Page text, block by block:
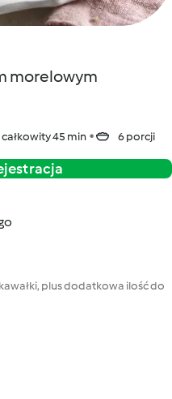
morelowym
całkowity 45 min 6 porcji
plus dodatkowa ilość do